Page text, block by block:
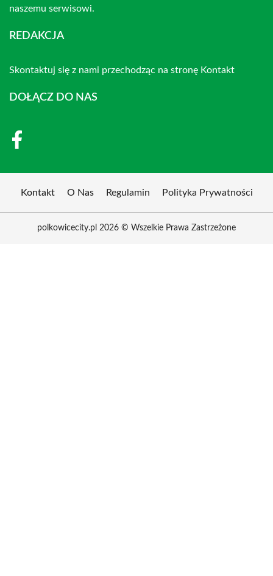
naszemu serwisowi.
REDAKCJA
Skontaktuj się z nami przechodząc na stronę Kontakt
DOŁĄCZ DO NAS
Kontakt O Nas Regulamin Polityka Prywatności
polkowicecity.pl 2026 © Wszelkie Prawa Zastrzeżone